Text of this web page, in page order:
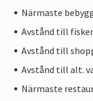
Närmaste
Avstånd till
Avstånd till
Avstånd till alt.
Närmaste